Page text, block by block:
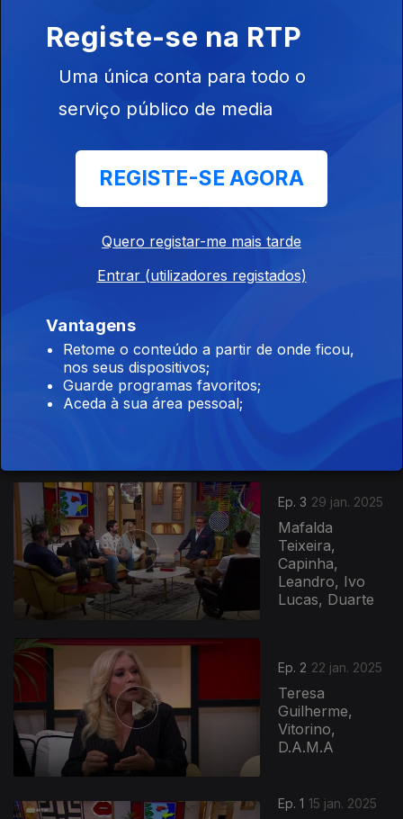
Ep. 6
Lagarto, FF,
Gisela João,
Paulo Matos,
Carlos D
Ribeiro,
Ep. 4 05 fev. 2025
Ep. 3 29 jan. 2025
Mafalda
Teixeira,
Capinha,
Leandro, Ivo
Lucas, Duarte
826268
Ep. 2 22 jan. 2025
Teresa
Guilherme,
Vitorino,
D.A.M.A
Ep. 1 15 jan. 2025
823045
Registe-se na RTP
Uma única conta para todo o
serviço público de media
REGISTE-SE AGORA
Quero registar-me mais tarde
Entrar (utilizadores registados)
Vantagens
Retome o conteúdo a partir de onde ficou,
nos seus dispositivos;
Guarde programas favoritos;
Aceda à sua área pessoal;